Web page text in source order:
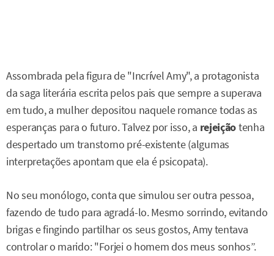
Assombrada pela figura de "Incrível Amy", a protagonista
da saga literária escrita pelos pais que sempre a superava
em tudo, a mulher depositou naquele romance todas as
esperanças para o futuro. Talvez por isso, a rejeiçãotenha
despertado um transtorno pré-existente (algumas
interpretações apontam que ela é psicopata).
No seu monólogo, conta que simulou ser outra pessoa,
fazendo de tudo para agradá-lo. Mesmo sorrindo, evitando
brigas e fingindo partilhar os seus gostos, Amy tentava
controlar o marido: "Forjei o homem dos meus sonhos”.